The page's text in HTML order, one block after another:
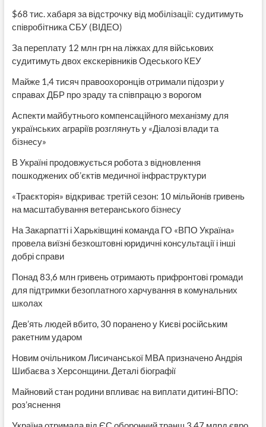
$68 тис. хабаря за відстрочку від мобілізації: судитимуть
співробітника СБУ (ВІДЕО)
За переплату 12 млн грн на ліжках для військових
судитимуть двох екскерівників Одеського КЕУ
Майже 1,4 тисяч правоохоронців отримали підозри у
справах ДБР про зраду та співпрацю з ворогом
Аспекти майбутнього компенсаційного механізму для
українських аграріїв розглянуть у «Діалозі влади та
бізнесу»
В Україні продовжується робота з відновлення
пошкоджених об’єктів медичної інфраструктури
«Траєкторія» відкриває третій сезон: 10 мільйонів гривень
на масштабування ветеранського бізнесу
На Закарпатті і Харьківщині команда ГО «ВПО Україна»
провела виїзні безкоштовні юридичні консультації і інші
добрі справи
Понад 83,6 млн гривень отримають прифронтові громади
для підтримки безоплатного харчування в комунальних
школах
Дев’ять людей вбито, 30 поранено у Києві російським
ракетним ударом
Новим очільником Лисичанської МВА призначено Андрія
Шибаєва з Херсонщини. Деталі біографії
Майновий стан родини впливає на виплати дитині-ВПО:
роз’яснення